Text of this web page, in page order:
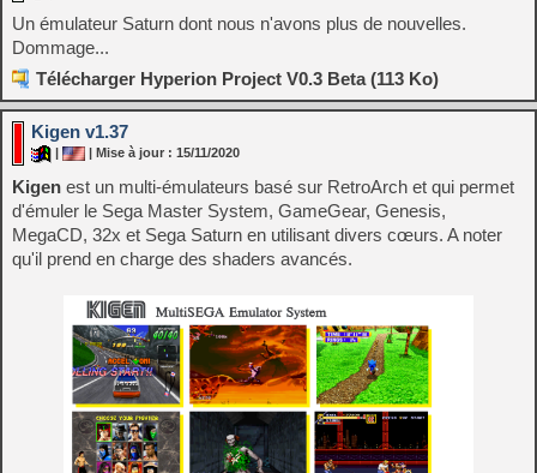
Un émulateur Saturn dont nous n'avons plus de nouvelles.
Dommage...
Télécharger Hyperion Project V0.3 Beta (113 Ko)
Kigen v1.37
| Mise à jour : 15/11/2020
Kigen est un multi-émulateurs basé sur RetroArch et qui permet
d'émuler le Sega Master System, GameGear, Genesis,
MegaCD, 32x et Sega Saturn en utilisant divers cœurs. A noter
qu'il prend en charge des shaders avancés.